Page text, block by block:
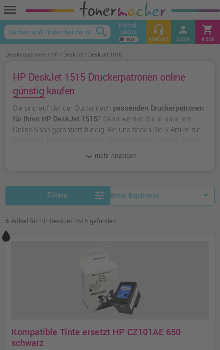
menu
keyboard_arrow_up
search Modell-
suche headset_mic
KONTAKT
person
LOGIN
shopping_cart
€ 0,00
Druckerpatronen HP DeskJet DeskJet 1515
HP DeskJet 1515 Druckerpatronen online
günstig kaufen
Sie sind auf der der Suche nach passenden Druckerpatronen
für Ihren HP DeskJet 1515? Dann werden Sie in unserem
Online-Shop garantiert fündig. Bei uns finden Sie 5 Artikel die
originalen Druckerpatronen von HP
greifen.
mehr Anzeigen
Filtern tune
5 Artikel für HP DeskJet 1515 gefunden
Kompatible Tinte ersetzt HP CZ101AE 650
schwarz